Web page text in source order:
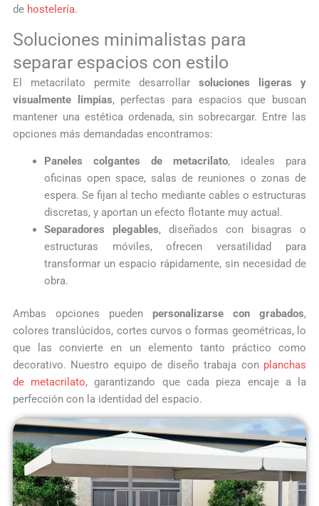
de hostelería.
Soluciones minimalistas para
separar espacios con estilo
El metacrilato permite desarrollarsoluciones ligeras y
visualmente limpias, perfectas para espacios que buscan
mantener una estética ordenada, sin sobrecargar. Entre las
opciones más demandadas encontramos:
Paneles colgantes de metacrilato, ideales para
oficinas open space, salas de reuniones o zonas de
espera. Se fijan al techo mediante cables o estructuras
discretas, y aportan un efecto flotante muy actual.
Separadores plegables, diseñados con bisagras o
estructuras móviles, ofrecen versatilidad para
transformar un espacio rápidamente, sin necesidad de
obra.
Ambas opciones puedenpersonalizarse con grabados,
colores translúcidos, cortes curvos o formas geométricas, lo
que las convierte en un elemento tanto práctico como
decorativo. Nuestro equipo de diseño trabaja con planchas
de metacrilato, garantizando que cada pieza encaje a la
perfección con la identidad del espacio.